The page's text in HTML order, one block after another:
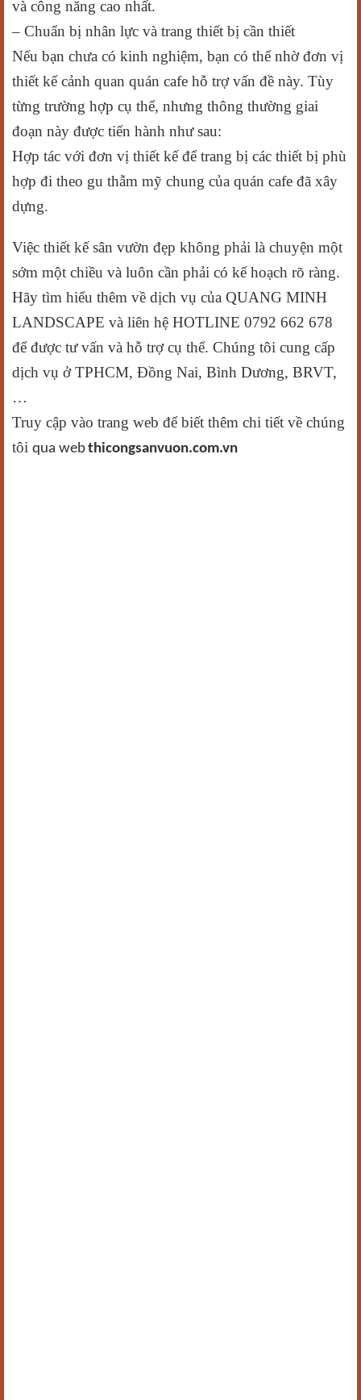
và công năng cao nhất.
– Chuẩn bị nhân lực và trang thiết bị cần thiết
Nếu bạn chưa có kinh nghiệm, bạn có thể nhờ đơn vị
thiết kế cảnh quan quán cafe hỗ trợ vấn đề này. Tùy
từng trường hợp cụ thể, nhưng thông thường giai
đoạn này được tiến hành như sau:
Hợp tác với đơn vị thiết kế để trang bị các thiết bị phù
hợp đi theo gu thẫm mỹ chung của quán cafe đã xây
dựng.
Việc thiết kế sân vườn đẹp không phải là chuyện một
sớm một chiều và luôn cần phải có kế hoạch rõ ràng.
Hãy tìm hiểu thêm về dịch vụ của QUANG MINH
LANDSCAPE và liên hệ HOTLINE 0792 662 678
để được tư vấn và hỗ trợ cụ thể. Chúng tôi cung cấp
dịch vụ ở TPHCM, Đồng Nai, Bình Dương, BRVT,
…
Truy cập vào trang web để biết thêm chi tiết về chúng
tôi qua webthicongsanvuon.com.vn